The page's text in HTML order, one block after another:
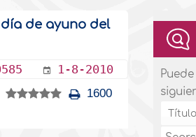
de ayuno del
1-8-2010
1600